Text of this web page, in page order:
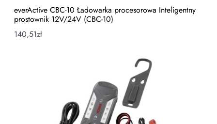
everActive CBC-10 Ładowarka procesorowa Inteligentny
prostownik 12V/24V (CBC-10)
140,51zł